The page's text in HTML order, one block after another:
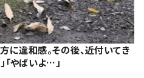
違和感。その後、近付いてき
やばいよ…」